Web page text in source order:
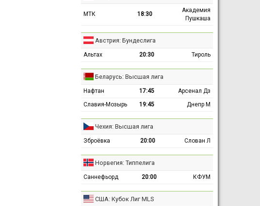
МТК 18:30
Академия
Пушкаша
Австрия: Бундеслига
Альтах 20:30 Тироль
Беларусь: Высшая лига
Нафтан 17:45
Арсенал Дз
Славия-Мозырь
19:45 Днепр М
Чехия: Высшая лига
Зброёвка 20:00 Слован Л
Норвегия: Типпелига
Саннефьорд 20:00 КФУМ
США: Кубок Лиг MLS